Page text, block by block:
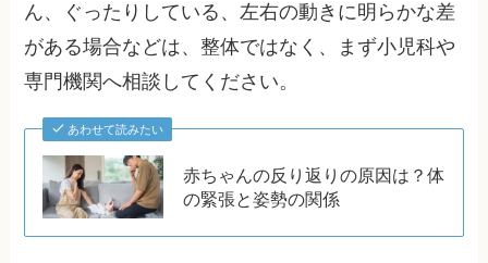
ん、ぐったりしている、左右の動きに明らかな差
がある場合などは、整体ではなく、まず小児科や
専門機関へ相談してください。
あわせて読みたい
赤ちゃんの反り返りの原因は？体
の緊張と姿勢の関係